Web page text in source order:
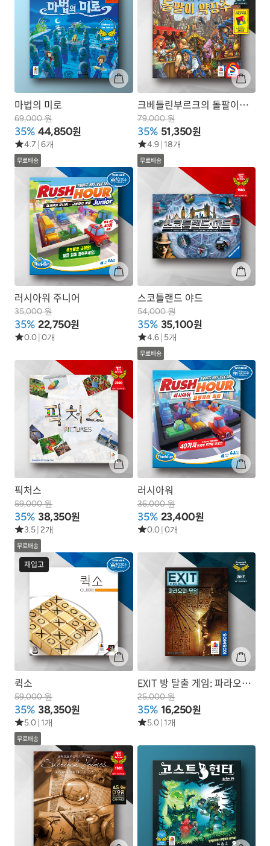
마법의 미로
69,000 원
35% 44,850원
4.7 6개
무료배송
크베들린부르크의 돌팔이
약장수
79,000 원
35% 51,350원
4.9 18개
무료배송
러시아워 주니어
35,000 원
35% 22,750원
0.0 0개
스코틀랜드 야드
54,000 원
35% 35,100원
4.6 5개
무료배송
픽처스
59,000 원
35% 38,350원
3.5 2개
무료배송
러시아워
36,000 원
35% 23,400원
0.0 0개
재입고
퀵소
59,000 원
35% 38,350원
5.0 1개
무료배송
EXIT 방 탈출 게임: 파라오의
무덤
25,000 원
35% 16,250원
5.0 1개